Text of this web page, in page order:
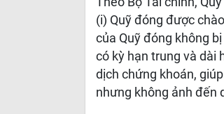
(i) Quỹ đóng được
của Quỹ đóng không
có kỳ hạn trung và dài
dịch chứng khoán,
nhưng không ảnh đến